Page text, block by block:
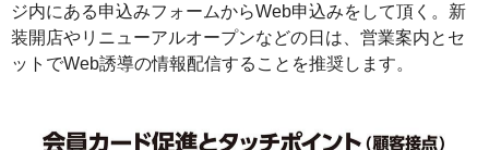
ジ内にある申込みフォームからWeb申込みをして頂く。新
装開店やリニューアルオープンなどの日は、営業案内とセ
ットでWeb誘導の情報配信することを推奨します。